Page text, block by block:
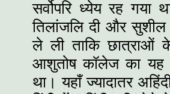
सर्वोपरि ध्येय रह
तिलांजलि दी और
ले ली ताकि छात्राओं
आशुतोष कॉलेज का यह
था। यहाँ ज्यादातर